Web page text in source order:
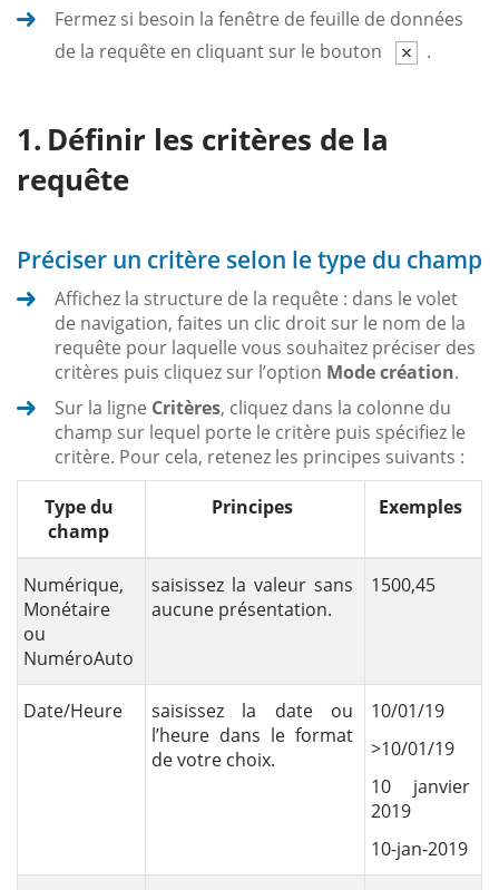
Fermez si besoin la fenêtre de feuille de données
de la requête en cliquant sur le bouton
.
Définir les critères de la
requête
Préciser un critère selon le type du champ
Affichez la structure de la requête : dans le volet
de navigation, faites un clic droit sur le nom de la
requête pour laquelle vous souhaitez préciser des
critères puis cliquez sur l’option Mode création.
Sur la ligne Critères, cliquez dans la colonne du
champ sur lequel porte le critère puis spécifiez le
critère. Pour cela, retenez les principes suivants :
Type du
champ
Principes Exemples
Numérique,
Monétaire
ou
NuméroAuto
saisissez la valeur sans
aucune présentation.
1500,45
Date/Heure
saisissez la date ou
l’heure dans le format
de votre choix.
10/01/19
>10/01/19
10 janvier
2019
10-jan-2019